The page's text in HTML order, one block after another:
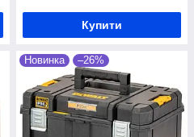
Купити
Новинка –26%